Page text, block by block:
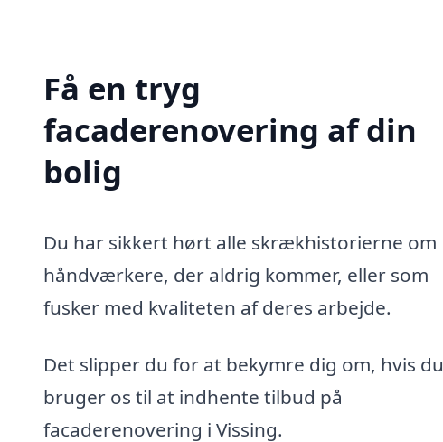
Få en tryg
facaderenovering af din
bolig
Du har sikkert hørt alle skrækhistorierne om
håndværkere, der aldrig kommer, eller som
fusker med kvaliteten af deres arbejde.
Det slipper du for at bekymre dig om, hvis du
bruger os til at indhente tilbud på
facaderenovering i Vissing.